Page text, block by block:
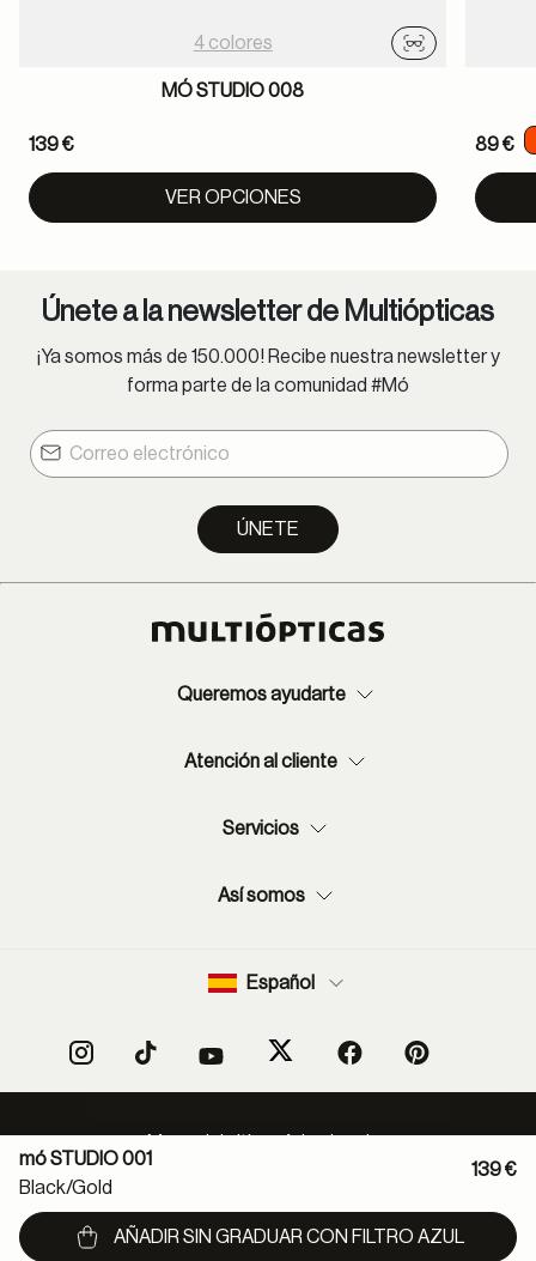
4 colores
Probador
MÓ STUDIO 008
139 €
VER OPCIONES
89 €
mó STUDIO 001
Black/gold
139 €
AÑADIR SIN GRADUAR CON FILTRO AZUL
Únete a la newsletter de Multiópticas
¡Ya somos más de 150.000! Recibe nuestra newsletter y
forma parte de la comunidad #Mó
ÚNETE
Queremos ayudarte
Atención al cliente
Servicios
Así somos
Español
Política protección de datos
Normas de uso de RSS
Política cookies
Declaración de accesibilidad
Canal denuncias